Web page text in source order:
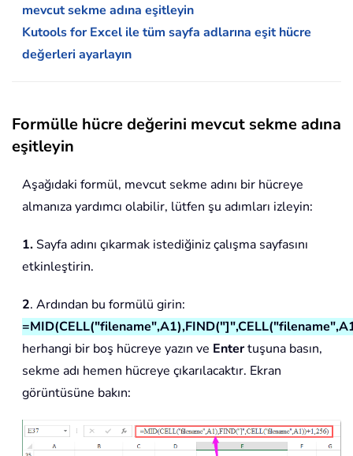
mevcut sekme adına eşitleyin
Kutools for Excel ile tüm sayfa adlarına eşit hücre
değerleri ayarlayın
Formülle hücre değerini mevcut sekme adına
eşitleyin
Aşağıdaki formül, mevcut sekme adını bir hücreye
almanıza yardımcı olabilir, lütfen şu adımları izleyin:
1. Sayfa adını çıkarmak istediğiniz çalışma sayfasını
etkinleştirin.
2. Ardından bu formülü girin:
herhangi bir boş hücreye yazın ve Entertuşuna basın,
sekme adı hemen hücreye çıkarılacaktır. Ekran
görüntüsüne bakın: